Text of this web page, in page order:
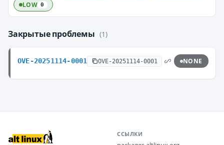
LOW 0
Закрытые проблемы (1)
OVE-20251114-0001 OVE-20251114-0001 NONE
ССЫЛКИ